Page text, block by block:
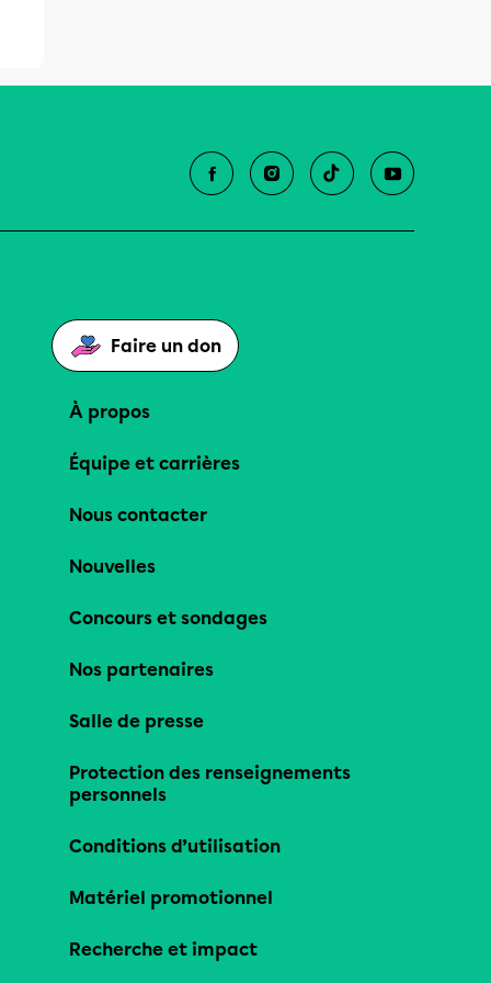
Faire un don
À propos
Équipe et carrières
Nous contacter
Nouvelles
Concours et sondages
Nos partenaires
Salle de presse
Protection des renseignements
personnels
Conditions d’utilisation
Matériel promotionnel
Recherche et impact